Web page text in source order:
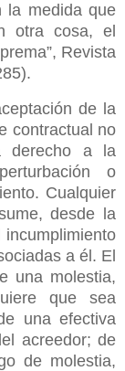
la medida que
otra cosa, el
Revista
de la
contractual no
derecho a la
o
Cualquier
desde la
a él. El
una molestia,
que sea
una efectiva
acreedor; de
de molestia,